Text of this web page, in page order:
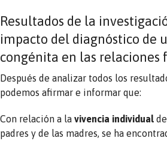
Resultados de la
impacto del diagnóstico de
congénita en las relaciones
Después de analizar todos los
podemos afirmar e informar que:
Con relación a la vivencia individual
padres y de las madres, se ha